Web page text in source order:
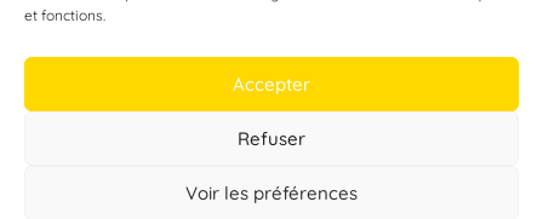
et fonctions.
Accepter
Refuser
Voir les préférences